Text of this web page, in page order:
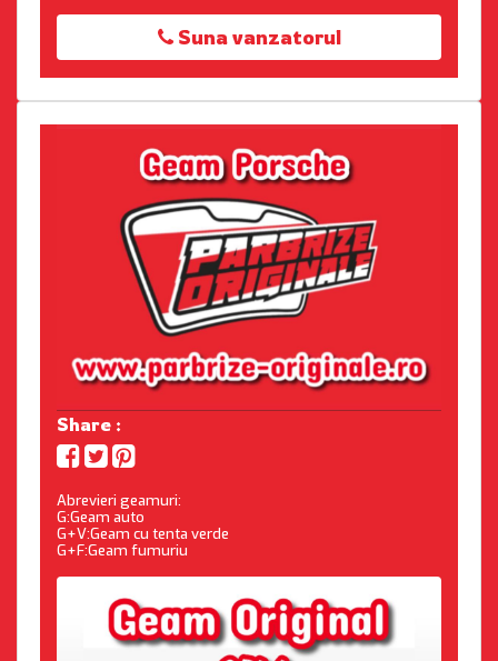
Suna vanzatorul
Share :
Abrevieri geamuri:
G:Geam auto
G+V:Geam cu tenta verde
G+F:Geam fumuriu